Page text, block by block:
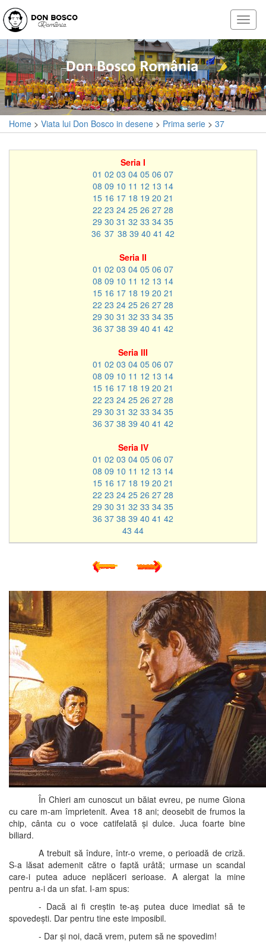
Home > Viata lui Don Bosco in desene > Prima serie > 37
Seria I
01 02 03 04 05 06 07
08 09 10 11 12 13 14
15 16 17 18 19 20 21
22 23 24 25 26 27 28
29 30 31 32 33 34 35
36 37 38 39 40 41 42
Seria II
01 02 03 04 05 06 07
08 09 10 11 12 13 14
15 16 17 18 19 20 21
22 23 24 25 26 27 28
29 30 31 32 33 34 35
36 37 38 39 40 41 42
Seria III
01 02 03 04 05 06 07
08 09 10 11 12 13 14
15 16 17 18 19 20 21
22 23 24 25 26 27 28
29 30 31 32 33 34 35
36 37 38 39 40 41 42
Seria IV
01 02 03 04 05 06 07
08 09 10 11 12 13 14
15 16 17 18 19 20 21
22 23 24 25 26 27 28
29 30 31 32 33 34 35
36 37 38 39 40 41 42
43 44
În Chieri am cunoscut un băiat evreu, pe nume Giona
cu care m-am împrietenit. Avea 18 ani; deosebit de frumos la
chip, cânta cu o voce catifelată și dulce. Juca foarte bine
biliard.
A trebuit să îndure, într-o vreme, o perioadă de criză.
S-a lăsat ademenit către o faptă urâtă; urmase un scandal
care-i putea aduce neplăceri serioase. A alergat la mine
pentru a-i da un sfat. I-am spus:
- Dacă ai fi creștin te-aș putea duce imediat să te
spovedești. Dar pentru tine este imposibil.
- Dar și noi, dacă vrem, putem să ne spovedim!